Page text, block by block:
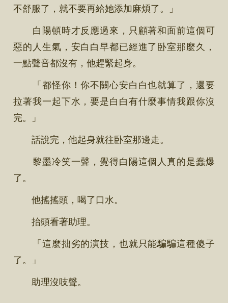
不舒服了，就不要再給她添加麻煩了。」
白陽頓時才反應過來，只顧著和面前這個可
惡的人生氣，安白白早都已經進了卧室那麼久，
一點聲音都沒有，他趕緊起身。
「都怪你！你不關心安白白也就算了，還要
拉著我一起下水，要是白白有什麼事情我跟你沒
完。」
話說完，他起身就往卧室那邊走。
黎墨冷笑一聲，覺得白陽這個人真的是蠢爆
了。
他搖搖頭，喝了口水。
抬頭看著助理。
「這麼拙劣的演技，也就只能騙騙這種傻子
了。」
助理沒吱聲。